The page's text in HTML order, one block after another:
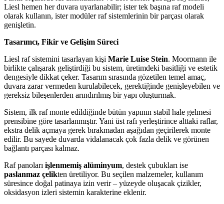
Liesl hemen her duvara uyarlanabilir; ister tek başına raf modeli
olarak kullanın, ister modüler raf sistemlerinin bir parçası olarak
genişletin.
Tasarımcı, Fikir ve Gelişim Süreci
Liesl raf sistemini tasarlayan kişi Marie Luise Stein. Moormann ile
birlikte çalışarak geliştirdiği bu sistem, üretimdeki basitliği ve estetik
dengesiyle dikkat çeker. Tasarım sırasında gözetilen temel amaç,
duvara zarar vermeden kurulabilecek, gerektiğinde genişleyebilen ve
gereksiz bileşenlerden arındırılmış bir yapı oluşturmak.
Sistem, ilk raf monte edildiğinde bütün yapının stabil hale gelmesi
prensibine göre tasarlanmıştır. Yani üst rafı yerleştirince alttaki raflar,
ekstra delik açmaya gerek bırakmadan aşağıdan geçirilerek monte
edilir. Bu sayede duvarda vidalanacak çok fazla delik ve görünen
bağlantı parçası kalmaz.
Raf panoları işlenmemiş alüminyum, destek çubukları ise
paslanmaz çelikten üretiliyor. Bu seçilen malzemeler, kullanım
süresince doğal patinaya izin verir – yüzeyde oluşacak çizikler,
oksidasyon izleri sistemin karakterine eklenir.